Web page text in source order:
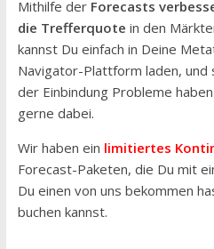
Mithilfe der Forecasts
die Trefferquote in den
kannst Du einfach in Deine
Navigator-Plattform laden, und
der Einbindung Probleme
gerne dabei.
Wir haben ein limitiertes
Forecast-Paketen, die Du mit
Du einen von uns bekommen
buchen kannst.